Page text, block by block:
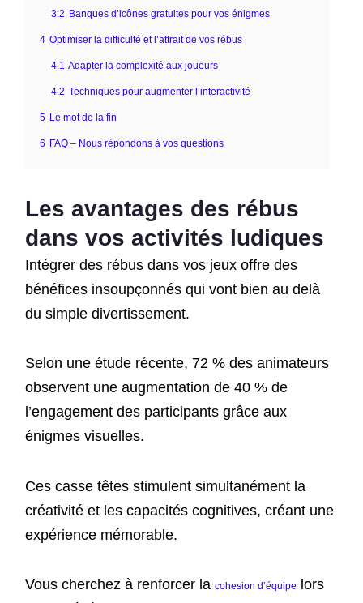
3.2 Banques d’icônes gratuites pour vos énigmes
4 Optimiser la difficulté et l’attrait de vos rébus
4.1 Adapter la complexité aux joueurs
4.2 Techniques pour augmenter l’interactivité
5 Le mot de la fin
6 FAQ – Nous répondons à vos questions
Les avantages des rébus
dans vos activités ludiques
Intégrer des rébus dans vos jeux offre des
bénéfices insoupçonnés qui vont bien au delà
du simple divertissement.
Selon une étude récente, 72 % des animateurs
observent une augmentation de 40 % de
l’engagement des participants grâce aux
énigmes visuelles.
Ces casse têtes stimulent simultanément la
créativité et les capacités cognitives, créant une
expérience mémorable.
Vous cherchez à renforcer la cohesion d’équipe
lors